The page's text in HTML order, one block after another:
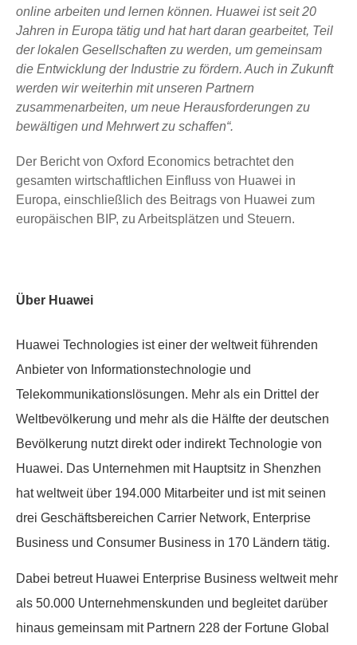
online arbeiten und lernen können. Huawei ist seit 20
Jahren in Europa tätig und hat hart daran gearbeitet, Teil
der lokalen Gesellschaften zu werden, um gemeinsam
die Entwicklung der Industrie zu fördern. Auch in Zukunft
werden wir weiterhin mit unseren Partnern
zusammenarbeiten, um neue Herausforderungen zu
bewältigen und Mehrwert zu schaffen“.
Der Bericht von Oxford Economics betrachtet den
gesamten wirtschaftlichen Einfluss von Huawei in
Europa, einschließlich des Beitrags von Huawei zum
europäischen BIP, zu Arbeitsplätzen und Steuern.
Über Huawei
Huawei Technologies ist einer der weltweit führenden
Anbieter von Informationstechnologie und
Telekommunikationslösungen. Mehr als ein Drittel der
Weltbevölkerung und mehr als die Hälfte der deutschen
Bevölkerung nutzt direkt oder indirekt Technologie von
Huawei. Das Unternehmen mit Hauptsitz in Shenzhen
hat weltweit über 194.000 Mitarbeiter und ist mit seinen
drei Geschäftsbereichen Carrier Network, Enterprise
Business und Consumer Business in 170 Ländern tätig.
Dabei betreut Huawei Enterprise Business weltweit mehr
als 50.000 Unternehmenskunden und begleitet darüber
hinaus gemeinsam mit Partnern 228 der Fortune Global